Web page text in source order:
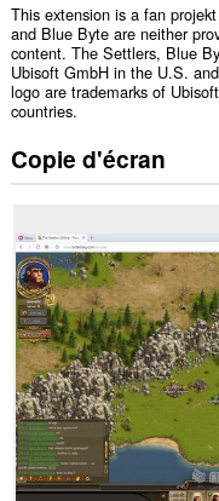
This extension is a fan
and Blue Byte are neither
content. The Settlers, Blue
Ubisoft GmbH in the U.S.
logo are trademarks of
countries.
Copie d'écran